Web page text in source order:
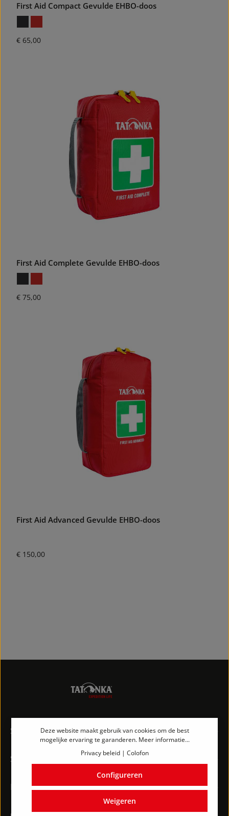
First Aid Compact Gevulde EHBO-doos
Normale prijs:
€ 65,00
First Aid Complete Gevulde EHBO-doos
Normale prijs:
€ 75,00
First Aid Advanced Gevulde EHBO-doos
Normale prijs:
€ 150,00
Service hotline
Shopservice
Informatie
Deze website maakt gebruik van cookies om de best
mogelijke ervaring te garanderen. Meer informatie...
Privacy beleid| Colofon
Weigeren
Configureren